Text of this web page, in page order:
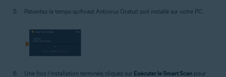
Patientez le temps qu’Avast Antivirus Gratuit soit installé sur votre PC.
Une fois l’installation terminée, cliquez sur Exécuter le Smart Scan pour